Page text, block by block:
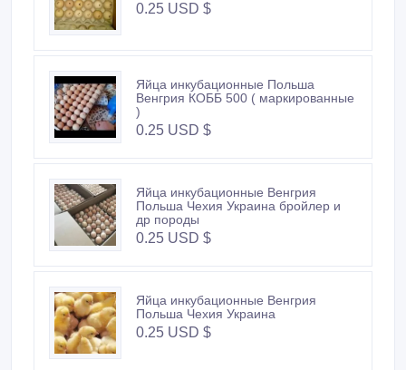
0.25 USD $
Яйца инкубационные Польша
Венгрия КОББ 500 ( маркированные
)
0.25 USD $
Яйца инкубационные Венгрия
Польша Чехия Украина бройлер и
др породы
0.25 USD $
Яйца инкубационные Венгрия
Польша Чехия Украина
0.25 USD $